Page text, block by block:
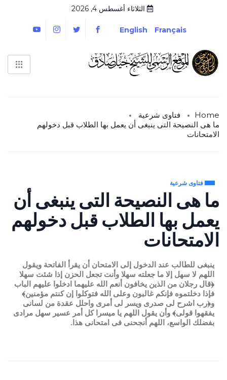
الثلاثاء أغسطس 4, 2026
Français
English
Home
فتاوى شرعية
ما هى النصيحة التى ينبغى أن يعمل بها الطلاب قبل دخولهم
الامتحانات
فتاوى شرعية
ما هى النصيحة التى ينبغى أن
يعمل بها الطلاب قبل دخولهم
الامتحانات
ينبغى للطالب عند الدخول إلى الامتحان أن يقرأ الفاتحة ويقول
اللهم لا سهل إلا ما جعلته سهلا وأنت تجعل الحزن إذا شئت سهلا
﴿قال رجلان من الذين يخافون أنعم الله عليهما ادخلوا عليهم الباب
فإذا دخلتموه فإنكم غالبون وعلى الله فتوكلوا إن كنتم مؤمنين﴾
و﴿رب اشرح لى صدرى ويسر لى أمرى واحلل عقدة من لسانى
يفقهوا قولى﴾ وأن يقول اللهم يا ميسرا كل أمر عسير سهل مرادى
بفضلك الواسع، اللهم أنجحنى فى امتحانى هذا.